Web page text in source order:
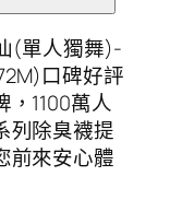
(單人獨舞)-
口碑好評
1100萬人
列除臭襪提
前來安心體